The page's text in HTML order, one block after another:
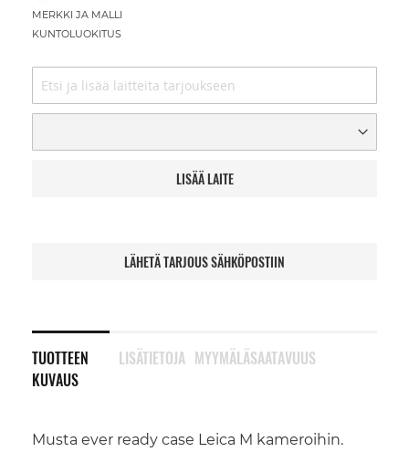
MERKKI JA MALLI
KUNTOLUOKITUS
LISÄÄ LAITE
LÄHETÄ TARJOUS SÄHKÖPOSTIIN
TUOTTEEN
KUVAUS
Musta ever ready case Leica M kameroihin.
LISÄTIETOJA MYYMÄLÄSAATAVUUS